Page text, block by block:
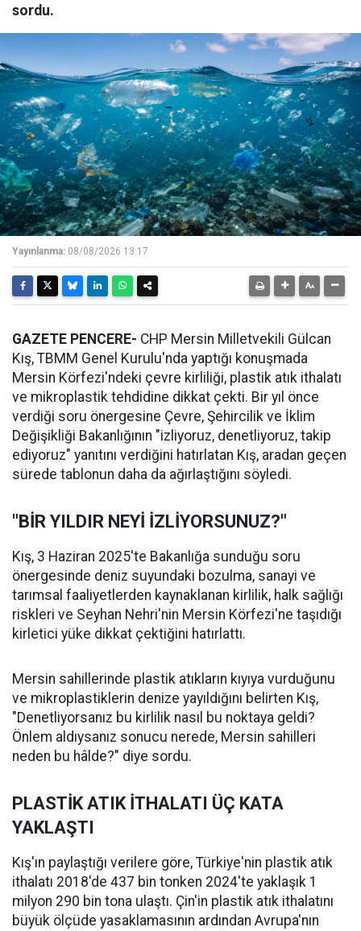
sordu.
Yayınlanma: 08/08/2026 13:17
GAZETE PENCERE- CHP Mersin Milletvekili Gülcan
Kış, TBMM Genel Kurulu'nda yaptığı konuşmada
Mersin Körfezi'ndeki çevre kirliliği, plastik atık ithalatı
ve mikroplastik tehdidine dikkat çekti. Bir yıl önce
verdiği soru önergesine Çevre, Şehircilik ve İklim
Değişikliği Bakanlığının "izliyoruz, denetliyoruz, takip
ediyoruz" yanıtını verdiğini hatırlatan Kış, aradan geçen
sürede tablonun daha da ağırlaştığını söyledi.
"BİR YILDIR NEYİ İZLİYORSUNUZ?"
Kış, 3 Haziran 2025'te Bakanlığa sunduğu soru
önergesinde deniz suyundaki bozulma, sanayi ve
tarımsal faaliyetlerden kaynaklanan kirlilik, halk sağlığı
riskleri ve Seyhan Nehri'nin Mersin Körfezi'ne taşıdığı
kirletici yüke dikkat çektiğini hatırlattı.
Mersin sahillerinde plastik atıkların kıyıya vurduğunu
ve mikroplastiklerin denize yayıldığını belirten Kış,
"Denetliyorsanız bu kirlilik nasıl bu noktaya geldi?
Önlem aldıysanız sonucu nerede, Mersin sahilleri
neden bu hâlde?" diye sordu.
PLASTİK ATIK İTHALATI ÜÇ KATA
YAKLAŞTI
Kış'ın paylaştığı verilere göre, Türkiye'nin plastik atık
ithalatı 2018'de 437 bin tonken 2024'te yaklaşık 1
milyon 290 bin tona ulaştı. Çin'in plastik atık ithalatını
büyük ölçüde yasaklamasının ardından Avrupa'nın